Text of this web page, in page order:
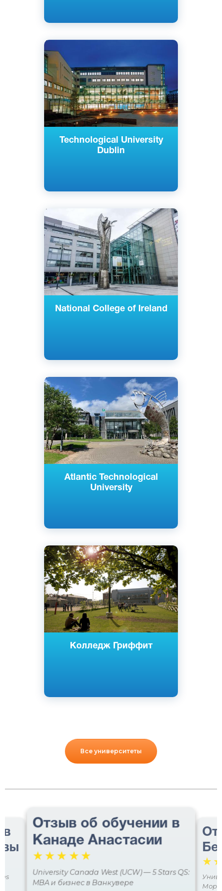
Technological University
Dublin
Английский
Дублин, Ирландия
Государственный
National College of Ireland
IFSC, Дублин, Ирландия
Государственный
Atlantic Technological
University
Английский
Леттеркенни, Киллибегс, Слайго,
Каслбар, Леттерфрак, Маунт-
Беллью, Голуэй, Ирландия
Государственный
Колледж Гриффит
Английский
Дублин, Ирландия
Частный
Все университеты
в
Отзыв об обучении в
Канаде Анастасии
☆☆☆ ☆☆
University Canada West (UCW) — 5 Stars QS:
MBA и бизнес в Ванкувере
☆
Мора